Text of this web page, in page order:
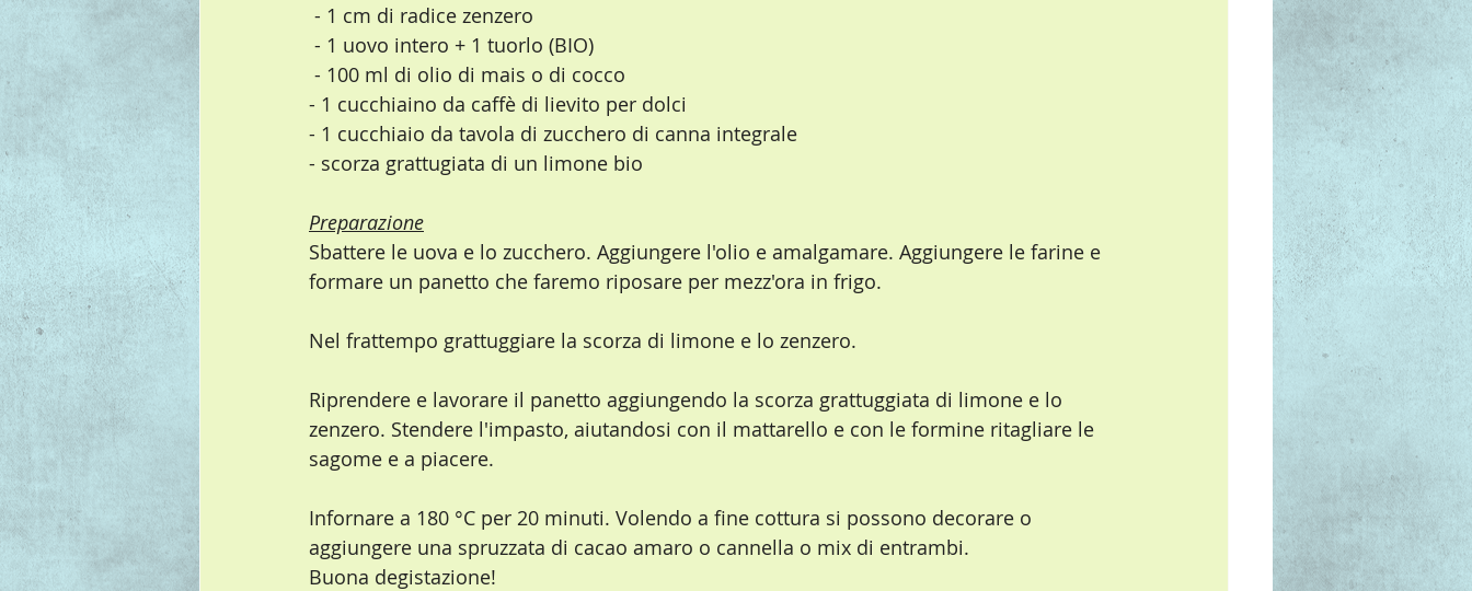
- 1 cm di radice zenzero
- 1 uovo intero + 1 tuorlo (BIO)
- 100 ml di olio di mais o di cocco
- 1 cucchiaino da caffè di lievito per dolci
- 1 cucchiaio da tavola di zucchero di canna integrale
- scorza grattugiata di un limone bio
Preparazione
Sbattere le uova e lo zucchero. Aggiungere l'olio e amalgamare. Aggiungere le farine e
formare un panetto che faremo riposare per mezz'ora in frigo.
Nel frattempo grattuggiare la scorza di limone e lo zenzero.
Riprendere e lavorare il panetto aggiungendo la scorza grattuggiata di limone e lo
zenzero. Stendere l'impasto, aiutandosi con il mattarello e con le formine ritagliare le
sagome e a piacere.
Infornare a 180 °C per 20 minuti. Volendo a fine cottura si possono decorare o
aggiungere una spruzzata di cacao amaro o cannella o mix di entrambi.
Buona degistazione!